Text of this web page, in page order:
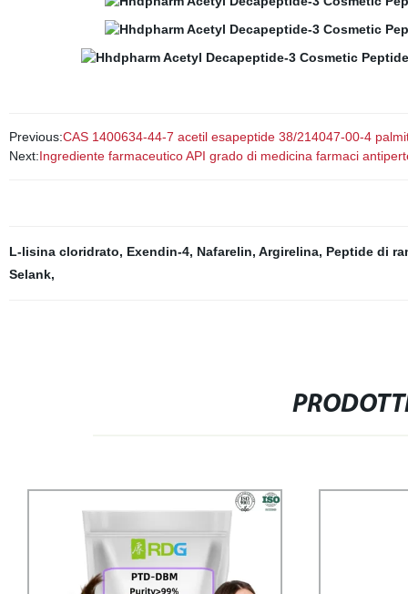
Previous:CAS 1400634-44-7 acetil esapeptide 38/214047-00-4
Next:Ingrediente farmaceutico API grado di medicina farmaci
L-lisina cloridrato, Exendin-4, Nafarelin, Argirelina, Peptide di
Selank,